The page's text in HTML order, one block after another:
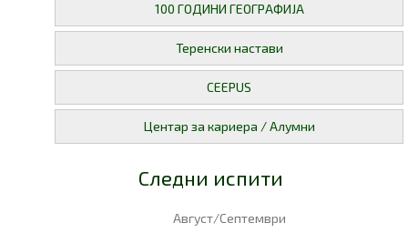
100 ГОДИНИ ГЕОГРАФИЈА
Теренски настави
CEEPUS
Центар за кариера / Алумни
Следни испити
Август/Септември